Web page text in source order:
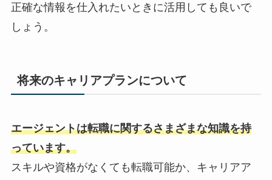
正確な情報を仕入れたいときに活用しても良いで
しょう。
将来のキャリアプランについて
エージェントは転職に関するさまざまな知識を持
っています。
スキルや資格がなくても転職可能か、キャリアア